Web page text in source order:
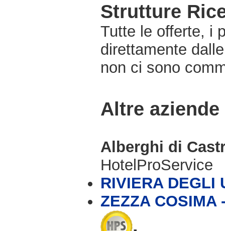
Strutture
Tutte le offerte, i
direttamente
non ci sono
Altre
Alberghi di
HotelProService
RIVIERA DEGLI
ZEZZA COSIMA